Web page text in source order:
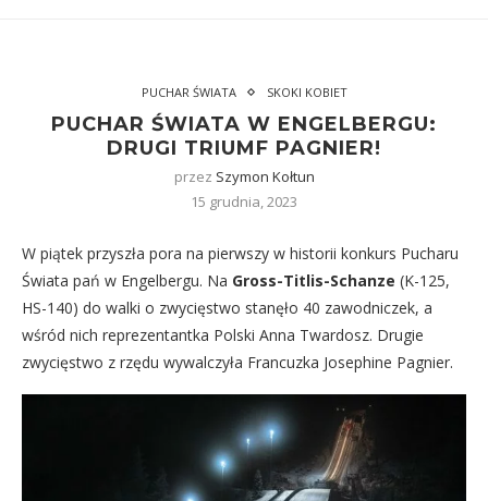
PUCHAR ŚWIATA SKOKI KOBIET
PUCHAR ŚWIATA W ENGELBERGU:
DRUGI TRIUMF PAGNIER!
przez Szymon Kołtun
15 grudnia, 2023
W piątek przyszła pora na pierwszy w historii konkurs Pucharu
Świata pań w Engelbergu. Na Gross-Titlis-Schanze (K-125,
HS-140) do walki o zwycięstwo stanęło 40 zawodniczek, a
wśród nich reprezentantka Polski Anna Twardosz. Drugie
zwycięstwo z rzędu wywalczyła Francuzka Josephine Pagnier.